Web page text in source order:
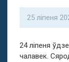
25 ліпеня
24 ліпеня
чалавек.